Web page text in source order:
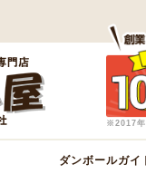
※2017年
ダンボールガイ